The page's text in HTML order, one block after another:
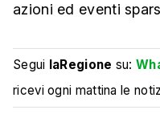
azioni ed eventi
Segui laRegione su:
ricevi ogni mattina le